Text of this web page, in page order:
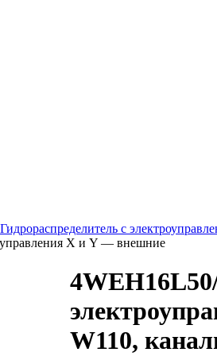
с
управления X и Y — внешние
W110,